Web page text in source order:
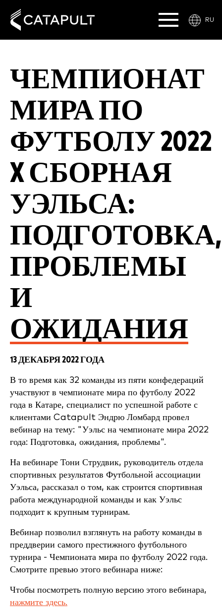
RU
ЧЕМПИОНАТ
МИРА ПО
ФУТБОЛУ 2022
X СБОРНАЯ
УЭЛЬСА:
ПОДГОТОВКА,
ПРОБЛЕМЫ
И
ОЖИДАНИЯ
13 ДЕКАБРЯ 2022 ГОДА
В то время как 32 команды из пяти конфедераций
участвуют в чемпионате мира по футболу 2022
года в Катаре, специалист по успешной работе с
клиентами Catapult Эндрю Ломбард провел
вебинар на тему: "Уэльс на чемпионате мира 2022
года: Подготовка, ожидания, проблемы".
На вебинаре Тони Струдвик, руководитель отдела
спортивных результатов Футбольной ассоциации
Уэльса, рассказал о том, как строится спортивная
работа международной команды и как Уэльс
подходит к крупным турнирам.
Вебинар позволил взглянуть на работу команды в
преддверии самого престижного футбольного
турнира - Чемпионата мира по футболу 2022 года.
Смотрите превью этого вебинара ниже:
Чтобы посмотреть полную версию этого вебинара,
нажмите здесь.